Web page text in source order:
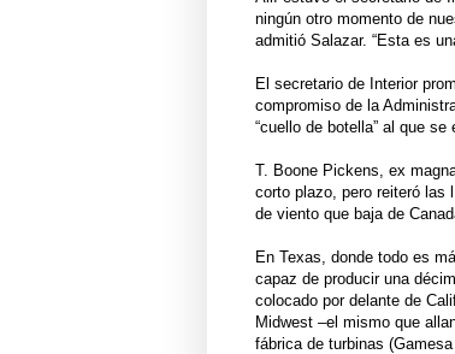
ningún otro momento de
admitió Salazar. “Esta es
El secretario de Interior
compromiso de la
“cuello de botella” al que
T. Boone Pickens, ex
corto plazo, pero reiteró las
de viento que baja de
En Texas, donde todo es
capaz de producir una
colocado por delante de
Midwest –el mismo que
fábrica de turbinas